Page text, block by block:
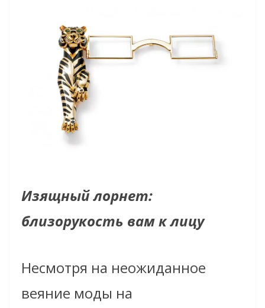
Изящный лорнет:
близорукость вам к лицу
Несмотря на неожиданное
веяние моды на